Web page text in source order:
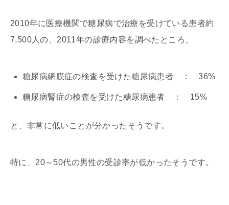
2010年に医療機関で糖尿病で治療を受けている患者約
7,500人の、2011年の診療内容を調べたところ、
糖尿病網膜症の検査を受けた糖尿病患者 ： 36%
糖尿病腎症の検査を受けた糖尿病患者 ： 15%
と、非常に低いことが分かったそうです。
特に、20～50代の男性の受診率が低かったそうです。